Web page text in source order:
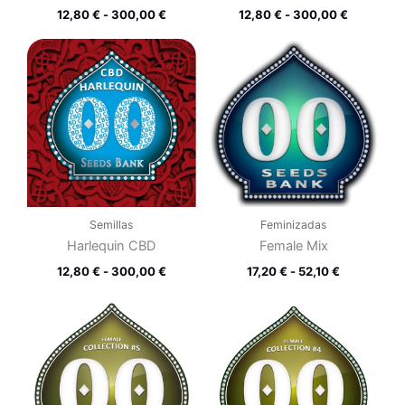
12,80€ - 300,00€ 12,80€ - 300,00€
Semillas
Harlequin CBD
12,80€ - 300,00€
Rango
de
precios:
desde
12,80 €
hasta
300,00 €
Feminizadas
Female Mix
17,20€ - 52,10€
precios:
desde
17,20 €
hasta
52,10 €